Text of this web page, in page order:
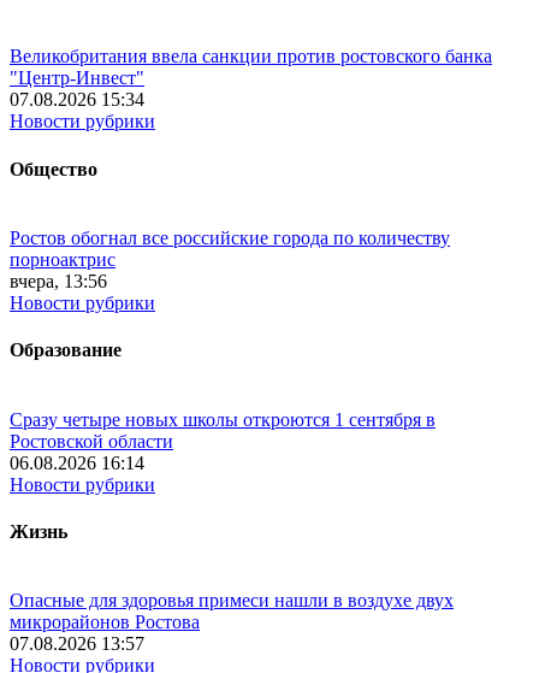
Великобритания ввела санкции против ростовского банка
"Центр-Инвест"
07.08.2026 15:34
Новости рубрики
Общество
Ростов обогнал все российские города по количеству
порноактрис
вчера, 13:56
Новости рубрики
Образование
Сразу четыре новых школы откроются 1 сентября в
Ростовской области
06.08.2026 16:14
Новости рубрики
Жизнь
Опасные для здоровья примеси нашли в воздухе двух
микрорайонов Ростова
07.08.2026 13:57
Новости рубрики